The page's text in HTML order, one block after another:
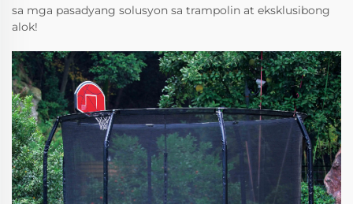
sa mga pasadyang solusyon sa trampolin at eksklusibong
alok!